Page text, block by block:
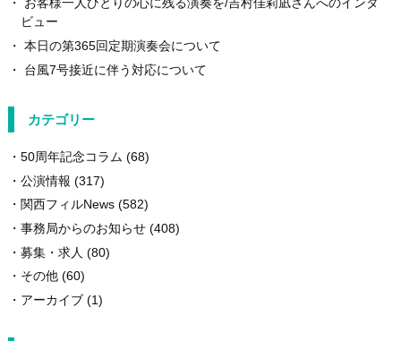
お客様一人ひとりの心に残る演奏を/吉村佳莉凪さんへのインタ
ビュー
本日の第365回定期演奏会について
台風7号接近に伴う対応について
カテゴリー
50周年記念コラム (68)
公演情報 (317)
関西フィルNews(582)
事務局からのお知らせ(408)
募集・求人 (80)
その他(60)
アーカイブ(1)